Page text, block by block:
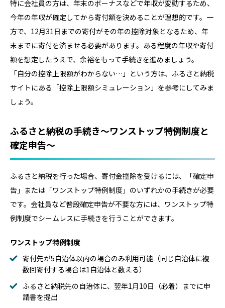
特に会社員の方は、年末のボーナスなどで年収が変動するため、
今年の年収が確定してから寄付額を決めることが理想的です。一
方で、12月31日までの寄付がその年の控除対象となるため、年
末までに寄付を済ませる必要があります。ある程度の年収や寄付
額を想定したうえで、余裕をもって手続きを進めましょう。
「自分の控除上限額がわからない…」という方は、ふるさと納税
サイトにある「控除上限額シミュレーション」を参考にしてみま
しょう。
ふるさと納税の手続き～ワンストップ特例制度と
確定申告～
ふるさと納税を行った場合、寄付金控除を受けるには、「確定申
告」または「ワンストップ特例制度」のいずれかの手続きが必要
です。会社員など普段確定申告が不要な方には、ワンストップ特
例制度でシームレスに手続きを行うことができます。
ワンストップ特例制度
寄付先が5自治体以内の場合のみ利用可能（同じ自治体に複
数回寄付する場合は1自治体と数える）
ふるさと納税先の自治体に、翌年1月10日（必着）までに申
請書を提出